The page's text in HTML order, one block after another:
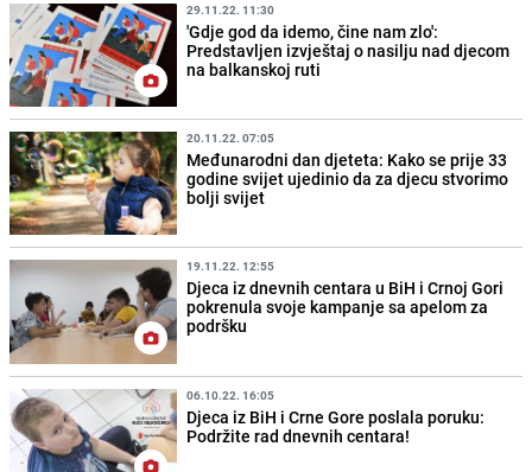
29.11.22. 11:30
'Gdje god da idemo, čine nam zlo':
Predstavljen izvještaj o nasilju nad djecom
na balkanskoj ruti
20.11.22. 07:05
Međunarodni dan djeteta: Kako se prije 33
godine svijet ujedinio da za djecu stvorimo
bolji svijet
19.11.22. 12:55
Djeca iz dnevnih centara u BiH i Crnoj Gori
pokrenula svoje kampanje sa apelom za
podršku
06.10.22. 16:05
Djeca iz BiH i Crne Gore poslala poruku:
Podržite rad dnevnih centara!